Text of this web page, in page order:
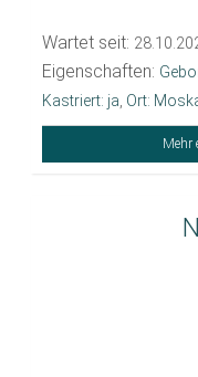
Wartet seit:
Eigenschaften:
Kastriert: ja Ort:
Mehr